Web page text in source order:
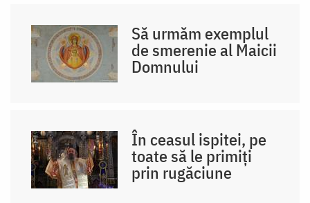
Să urmăm exemplul
de smerenie al Maicii
Domnului
În ceasul ispitei, pe
toate să le primiți
prin rugăciune